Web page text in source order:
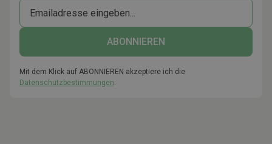
Mit dem Klick auf ABONNIEREN akzeptiere ich die
Datenschutzbestimmungen.